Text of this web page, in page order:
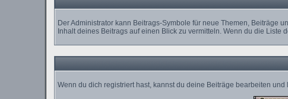
Der Administrator kann Beitrags-Symbole für neue Themen, Beiträge
Inhalt deines Beitrags auf einen Blick zu vermitteln. Wenn du die
Wenn du dich registriert hast, kannst du deine Beiträge bearbeiten